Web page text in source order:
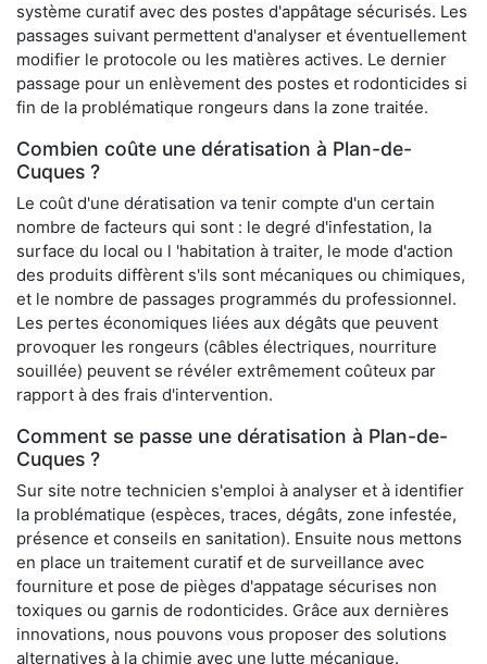
système curatif avec des postes d'appâtage sécurisés. Les
passages suivant permettent d'analyser et éventuellement
modifier le protocole ou les matières actives. Le dernier
passage pour un enlèvement des postes et rodonticides si
fin de la problématique rongeurs dans la zone traitée.
Combien coûte une dératisation à Plan-de-
Cuques ?
Le coût d'une dératisation va tenir compte d'un certain
nombre de facteurs qui sont : le degré d'infestation, la
surface du local ou l 'habitation à traiter, le mode d'action
des produits diffèrent s'ils sont mécaniques ou chimiques,
et le nombre de passages programmés du professionnel.
Les pertes économiques liées aux dégâts que peuvent
provoquer les rongeurs (câbles électriques, nourriture
souillée) peuvent se révéler extrêmement coûteux par
rapport à des frais d'intervention.
Comment se passe une dératisation à Plan-de-
Cuques ?
Sur site notre technicien s'emploi à analyser et à identifier
la problématique (espèces, traces, dégâts, zone infestée,
présence et conseils en sanitation). Ensuite nous mettons
en place un traitement curatif et de surveillance avec
fourniture et pose de pièges d'appatage sécurises non
toxiques ou garnis de rodonticides. Grâce aux dernières
innovations, nous pouvons vous proposer des solutions
alternatives à la chimie avec une lutte mécanique.